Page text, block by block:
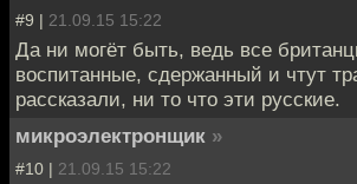
#9 | 21.09.15 15:22
Да ни могёт быть, ведь все
воспитанные, сдержанный и чтут
рассказали, ни то что эти русские.
микроэлектронщик »
#10 | 21.09.15 15:22